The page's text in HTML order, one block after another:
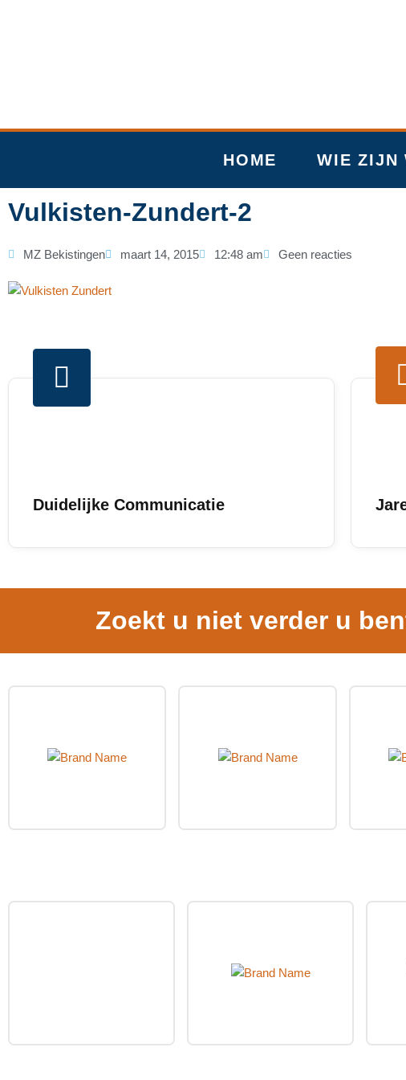
HOME WIE ZIJN
Vulkisten-Zundert-2
MZ Bekistingen maart 14, 2015 12:48 am Geen reacties
Duidelijke Communicatie
Zoekt u niet verder u